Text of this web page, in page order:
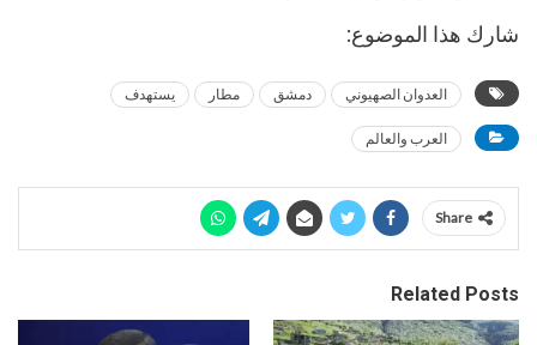
شارك هذا الموضوع:
العدوان الصهيوني دمشق مطار يستهدف
العرب والعالم
Share
Related Posts